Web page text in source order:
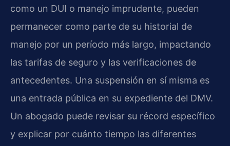
como un DUI o manejo imprudente, pueden
permanecer como parte de su historial de
manejo por un período más largo, impactando
las tarifas de seguro y las verificaciones de
antecedentes. Una suspensión en sí misma es
una entrada pública en su expediente del DMV.
Un abogado puede revisar su récord específico
y explicar por cuánto tiempo las diferentes